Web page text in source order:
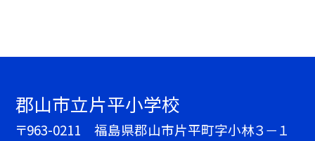
郡山市立片平小学校
〒963-0211 福島県郡山市片平町字小林３－１